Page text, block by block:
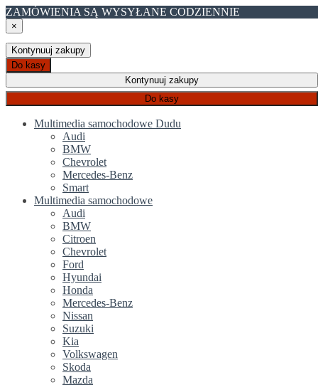
ZAMÓWIENIA SĄ WYSYŁANE CODZIENNIE
×
Kontynuuj zakupy
Do kasy
Kontynuuj zakupy
Do kasy
Multimedia samochodowe Dudu
Audi
BMW
Chevrolet
Mercedes-Benz
Smart
Multimedia samochodowe
Audi
BMW
Citroen
Chevrolet
Ford
Hyundai
Honda
Mercedes-Benz
Nissan
Suzuki
Kia
Volkswagen
Skoda
Mazda